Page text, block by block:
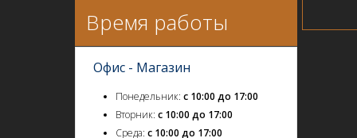
Время работы
Офис - Магазин
Понедельник: с 10:00 до 17:00
Вторник: с 10:00 до 17:00
Среда: с 10:00 до 17:00